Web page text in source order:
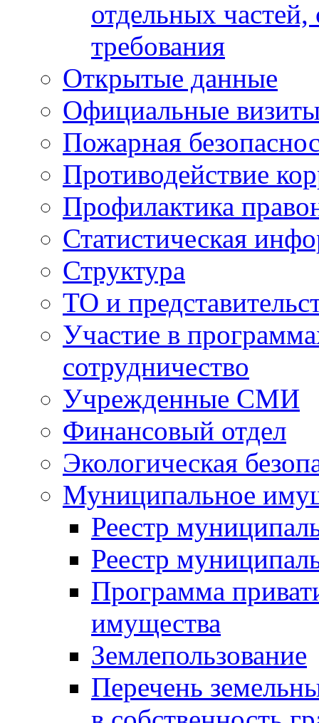
отдельных
требования
Открытые данные
Официальные
Пожарная
Противодействие
Профилактика
Статистическая
Структура
ТО и
Участие в
сотрудничество
Учрежденные СМИ
Финансовый отдел
Экологическая
Муниципальное
Реестр
Реестр
Программа
имущества
Землепользование
Перечень